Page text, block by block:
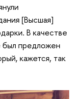
[Высшая]
В качестве
был предложен
кажется, так